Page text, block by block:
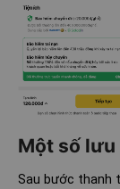
Một số lưu
Sau bước thanh